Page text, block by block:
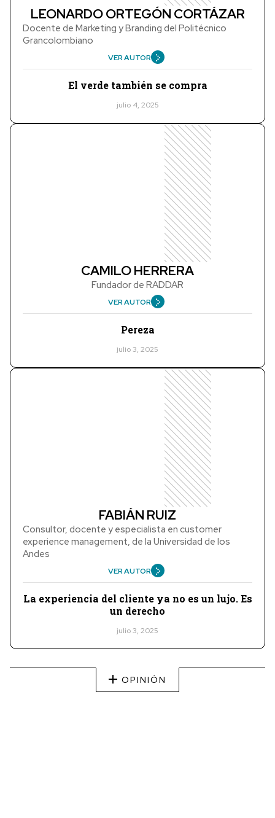
LEONARDO ORTEGÓN CORTÁZAR
Docente de Marketing y Branding del Politécnico
Grancolombiano
VER AUTOR
El verde también se compra
julio 4, 2025
CAMILO HERRERA
Fundador de RADDAR
VER AUTOR
Pereza
julio 3, 2025
FABIÁN RUIZ
Consultor, docente y especialista en customer
experience management, de la Universidad de los
Andes
VER AUTOR
La experiencia del cliente ya no es un lujo. Es
un derecho
julio 3, 2025
OPINIÓN